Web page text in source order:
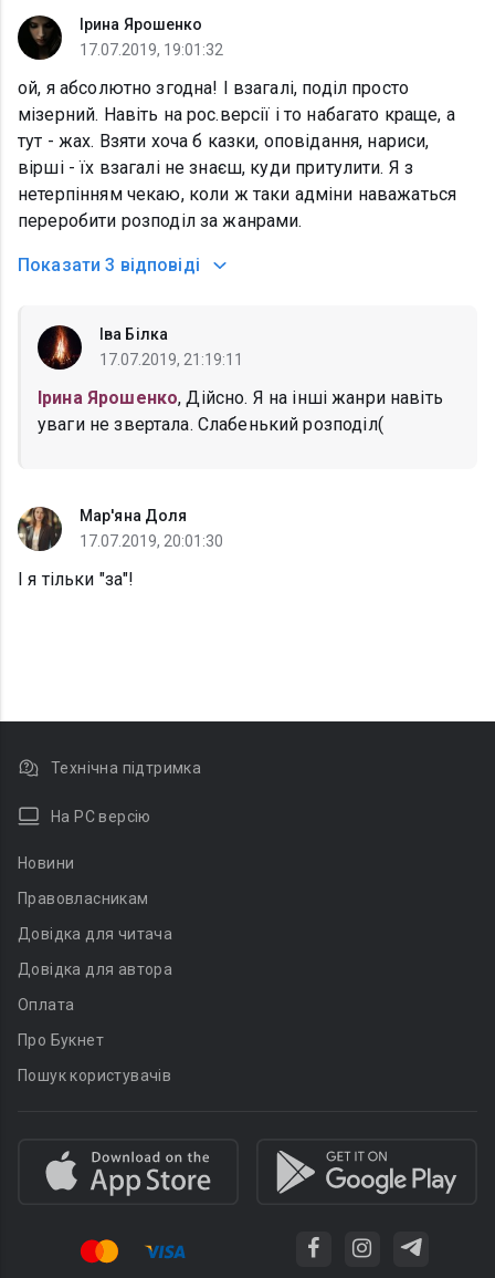
Ірина Ярошенко
17.07.2019, 19:01:32
ой, я абсолютно згодна! І взагалі, поділ просто
мізерний. Навіть на рос.версії і то набагато краще, а
тут - жах. Взяти хоча б казки, оповідання, нариси,
вірші - їх взагалі не знаєш, куди притулити. Я з
нетерпінням чекаю, коли ж таки адміни наважаться
переробити розподіл за жанрами.
Показати 3 відповіді
Іва Білка
17.07.2019, 21:19:11
Ірина Ярошенко, Дійсно. Я на інші жанри навіть
уваги не звертала. Слабенький розподіл(
Мар'яна Доля
17.07.2019, 20:01:30
І я тільки "за"!
Технічна підтримка
На PC версію
Новини
Правовласникам
Довідка для читача
Довідка для автора
Оплата
Про Букнет
Пошук користувачів